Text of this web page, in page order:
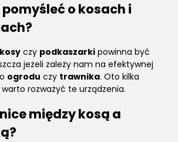
o kosach i
?
kosy czy podkaszarki powinna być
jeżeli zależy nam na efektywnej
ogrodu czy trawnika. Oto kilka
rozważyć te urządzenia.
międzykosą a
?